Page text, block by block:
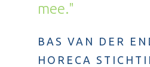
mee."
BAS VAN DER
HORECA